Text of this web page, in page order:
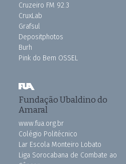
Cruzeiro FM 92.3
CruxLab
Grafsul
Depositphotos
Burh
Pink do Bem OSSEL
Fundação Ubaldino do
Amaral
www.fua.org.br
Colégio Politécnico
Lar Escola Monteiro Lobato
Liga Sorocabana de Combate ao